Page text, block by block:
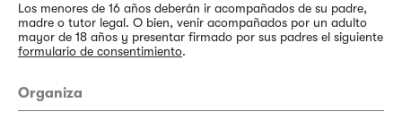
Los menores de 16 años deberán ir acompañados de su padre,
madre o tutor legal. O bien, venir acompañados por un adulto
mayor de 18 años y presentar firmado por sus padres el siguiente
formulario de consentimiento.
Organiza